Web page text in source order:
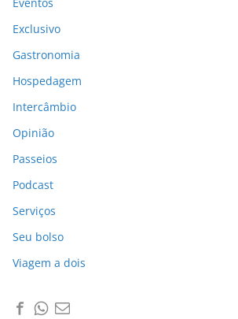
Eventos
Exclusivo
Gastronomia
Hospedagem
Intercâmbio
Opinião
Passeios
Podcast
Serviços
Seu bolso
Viagem a dois